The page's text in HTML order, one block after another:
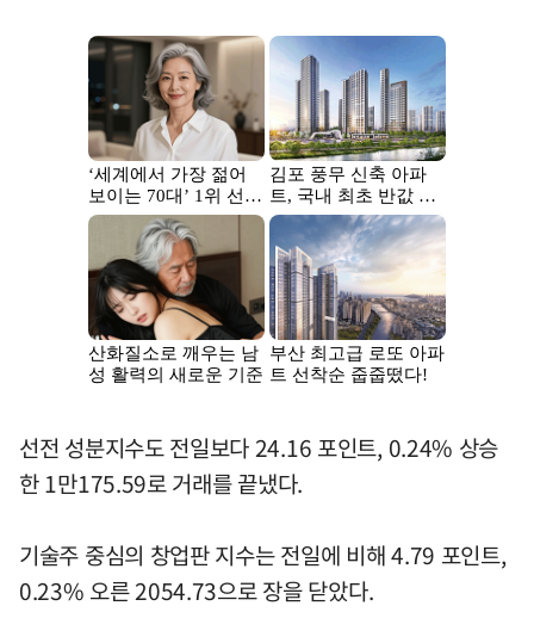
선전 성분지수도 전일보다 24.16 포인트, 0.24% 상승
한 1만175.59로 거래를 끝냈다.
기술주 중심의 창업판 지수는 전일에 비해 4.79 포인트,
0.23% 오른 2054.73으로 장을 닫았다.